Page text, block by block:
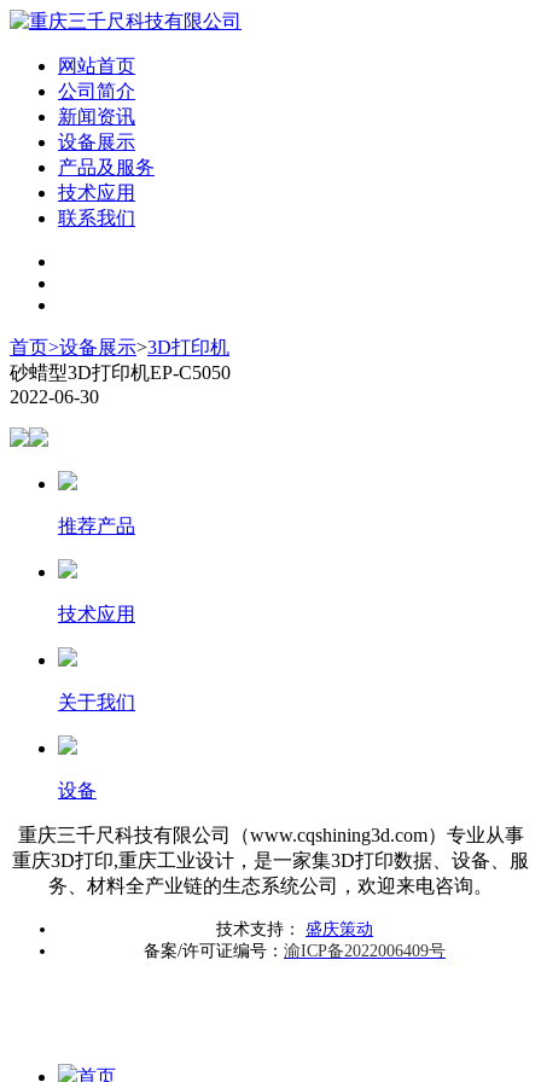
网站首页
公司简介
新闻资讯
设备展示
产品及服务
技术应用
联系我们
首页>设备展示>3D打印机
砂蜡型3D打印机EP-C5050
2022-06-30
推荐产品
技术应用
关于我们
设备
重庆三千尺科技有限公司（www.cqshining3d.com）专业从事
重庆3D打印,重庆工业设计，是一家集3D打印数据、设备、服
务、材料全产业链的生态系统公司，欢迎来电咨询。
技术支持： 盛庆策动
备案/许可证编号： 渝ICP备2022006409号
首页